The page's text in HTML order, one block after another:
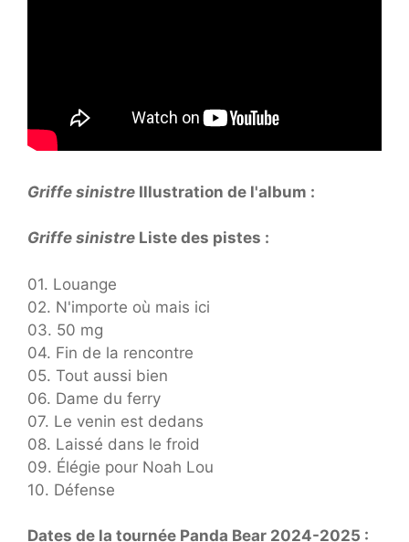
Griffe sinistre Illustration de l'album :
Griffe sinistre Liste des pistes :
01. Louange
02. N'importe où mais ici
03. 50 mg
04. Fin de la rencontre
05. Tout aussi bien
06. Dame du ferry
07. Le venin est dedans
08. Laissé dans le froid
09. Élégie pour Noah Lou
10. Défense
Dates de la tournée Panda Bear 2024-2025 :